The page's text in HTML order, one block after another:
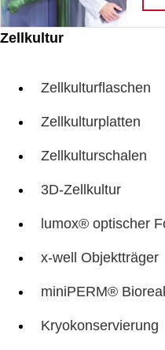
Zellkultur
Zellkulturflaschen
Zellkulturplatten
Zellkulturschalen
3D-Zellkultur
lumox® optischer
x-well Objektträger
miniPERM®
Kryokonservierung